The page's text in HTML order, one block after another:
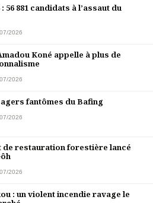
: 56 881 candidats à l’assaut du
2026
Koné appelle à plus de
2026
fantômes du Bafing
2026
de restauration forestière lancé
2026
: un violent incendie ravage le